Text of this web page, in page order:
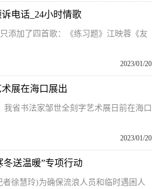
电话_24小时情歌
添加了四首歌：《练习题》江映蓉《友
2023/01/20
展在海口展出
我省书法家邹世全刻字艺术展日前在海口
2023/01/20
冬送温暖”专项行动
者徐慧玲)为确保流浪人员和临时遇困人